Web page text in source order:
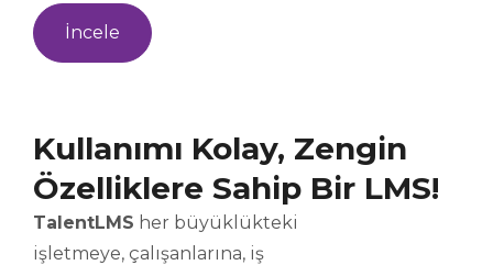
İncele
Kullanımı Kolay, Zengin
Özelliklere Sahip Bir LMS!
TalentLMS her büyüklükteki
işletmeye, çalışanlarına, iş